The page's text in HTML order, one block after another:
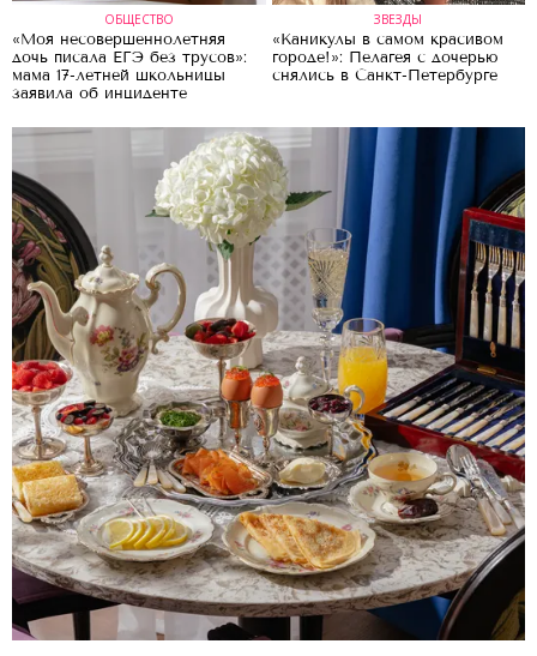
ОБЩЕСТВО
«Моя несовершеннолетняя
дочь писала ЕГЭ без трусов»:
мама 17-летней школьницы
заявила об инциденте
ЗВЕЗДЫ
«Каникулы в самом красивом
городе!»: Пелагея с дочерью
снялись в Санкт-Петербурге